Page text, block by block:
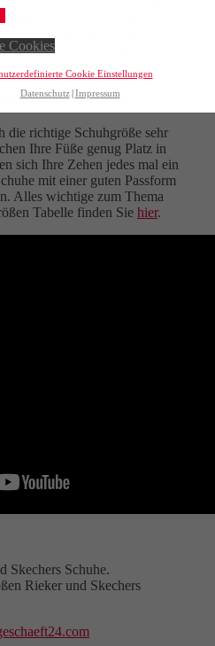
Cookies
Cookie Einstellungen
Datenschutz Impressum
sind. Zudem liegt bei den
kein Reklamationsgrund vor:
Pflege, Abfärbungen,
unsachgemäße Verwendung.
ich?
die richtige Schuhgröße sehr
Ihre Füße genug Platz in
sich Ihre Zehen jedes mal ein
mit einer guten Passform
Alles wichtige zum Thema
Tabelle finden Sie hier.
Skechers Schuhe.
Rieker und Skechers